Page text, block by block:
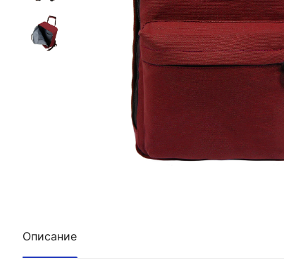
Описание